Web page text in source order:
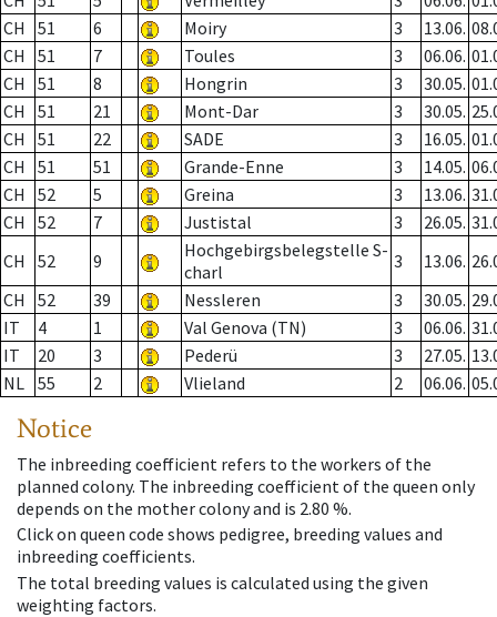
CH
51 6 Moiry 3 13.06.
CH
51 7 Toules 3 06.06.
CH
51 8 Hongrin 3 30.05.
CH
51 21 Mont-Dar 3 30.05.
CH
51 22 SADE 3 16.05.
CH
51 51 Grande-Enne 3 14.05.
CH
52 5 Greina 3 13.06.
CH
52 7 Justistal 3 26.05.
CH
52 9
Hochgebirgsbelegstelle S-
charl
3 13.06.
CH
52 39 Nessleren 3 30.05.
IT
4 1 Val Genova (TN) 3 06.06.
IT
20 3 Pederü 3 27.05.
NL 55 2 Vlieland 2 06.06.
Notice
The inbreeding coefficient refers to the workers of the
planned colony. The inbreeding coefficient of the queen only
depends on the mother colony and is 2.80 %.
Click on queen code shows pedigree, breeding values and
inbreeding coefficients.
The total breeding values is calculated using the given
weighting factors.